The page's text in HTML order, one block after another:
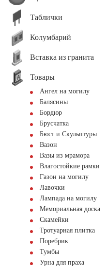
Таблички
Колумбарий
Вставка из гранита
Товары
Ангел на могилу
Балясины
Бордюр
Брусчатка
Бюст и Скульптуры
Вазон
Вазы из мрамора
Влагостойкие рамки
Газон на могилу
Лавочки
Лампада на могилу
Мемориальная доска
Скамейки
Тротуарная плитка
Поребрик
Тумбы
Урна для праха